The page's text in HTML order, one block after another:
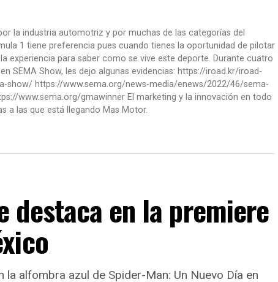
la industria automotriz y por muchas de las categorías del
1 tiene preferencia pues cuando tienes la oportunidad de pilotar
experiencia para saber como se vive este deporte. Durante cuatro
SEMA Show, les dejo algunas evidencias: https://iroad.kr/iroad-
show/ https://www.sema.org/news-media/enews/2022/46/sema-
www.sema.org/gmawinner El marketing y la innovación en todo
a las que está llegando Mas Motor.
destaca en la premiere
la alfombra azul de Spider-Man: Un Nuevo Día en